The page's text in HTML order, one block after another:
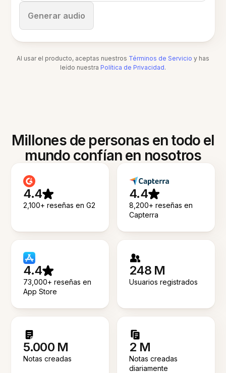
Generar audio
Detener
Al usar el producto, aceptas nuestros Términos de Servicio y has
leído nuestra Política de Privacidad.
Millones de personas en todo el
mundo confían en nosotros
4.4
2,100+ reseñas en G2
4.4
8,200+ reseñas en
Capterra
4.4
73,000+ reseñas en
App Store
248 M
Usuarios registrados
5.000 M
Notas creadas
2 M
Notas creadas
diariamente